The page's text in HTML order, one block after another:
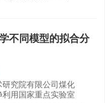
不同模型的拟合分
究院有限公司煤化
用国家重点实验室